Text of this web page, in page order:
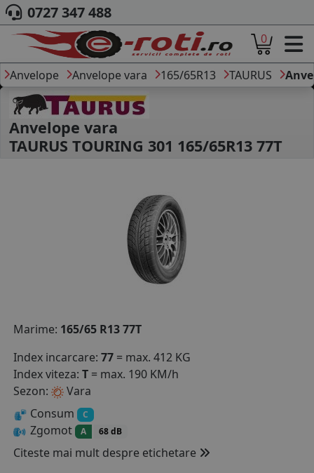
ACASA
DESPRE NOI
ANVELOPE
AUTO
CAMION
MOTO
DIMENSIUNI
PRODUCATORI ANVELOPE
MARCA AUTO
B2B - COLABORARE COMPANII
COS (0 PRODUSE
0727 347 488
0
Anvelope Anvelope vara 165/65R13 TAURUS
Anvelope vara
TAURUS TOURING 301 165/65R13 77T
Marime: 165/65 R13 77T
Index incarcare: 77 = max. 412 KG
Index viteza: T = max. 190 KM/h
Sezon:
Vara
Consum
C
Zgomot A 68 dB
Citeste mai mult despre etichetare